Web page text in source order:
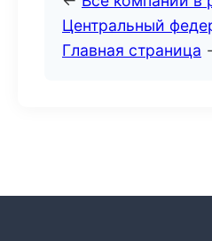
Центральный
Главная страница